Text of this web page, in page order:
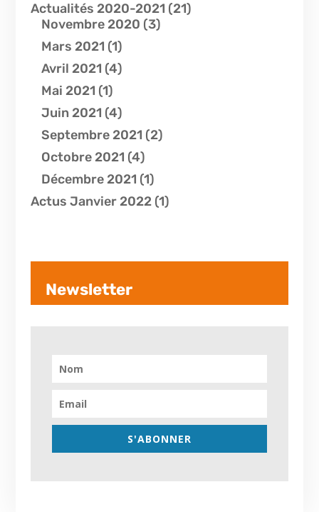
Actualités 2020-2021 (21)
Novembre 2020 (3)
Mars 2021 (1)
Avril 2021 (4)
Mai 2021 (1)
Juin 2021 (4)
Septembre 2021 (2)
Octobre 2021 (4)
Décembre 2021 (1)
Actus Janvier 2022(1)
Newsletter
S'ABONNER